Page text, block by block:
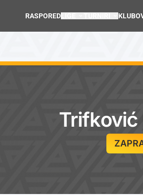
RASPORED
Trifković